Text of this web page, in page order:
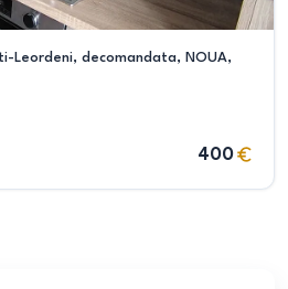
Leordeni, decomandata, NOUA,
400